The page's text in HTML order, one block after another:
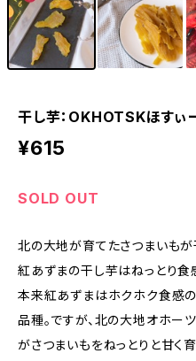
干し芋：OKHOTSKほす
¥615
SOLD OUT
北の大地が育てたさつまいもが
紅あずまの干し芋はねっとり食
本来紅あずまはホクホク食感
品種。ですが、北の大地オホー
がさつまいもをねっとりと甘く育